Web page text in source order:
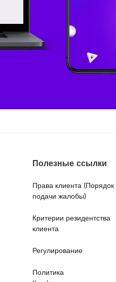
Полезные ссылки
Права клиента (Порядок
подачи жалобы)
Критерии резидентства
клиента
Регулирование
Политика